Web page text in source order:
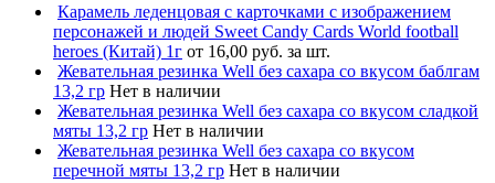
Карамель леденцовая с карточками с изображением
персонажей и людей Sweet Candy Cards World football
heroes (Китай) 1г от 16,00 руб. за шт.
Жевательная резинка Well без сахара со вкусом баблгам
13,2 гр Нет в наличии
Жевательная резинка Well без сахара со вкусом сладкой
мяты 13,2 гр Нет в наличии
Жевательная резинка Well без сахара со вкусом
перечной мяты 13,2 гр Нет в наличии